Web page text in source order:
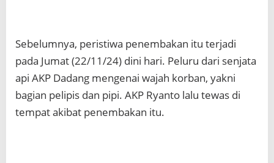
Sebelumnya, peristiwa penembakan itu terjadi
pada Jumat (22/11/24) dini hari. Peluru dari senjata
api AKP Dadang mengenai wajah korban, yakni
bagian pelipis dan pipi. AKP Ryanto lalu tewas di
tempat akibat penembakan itu.